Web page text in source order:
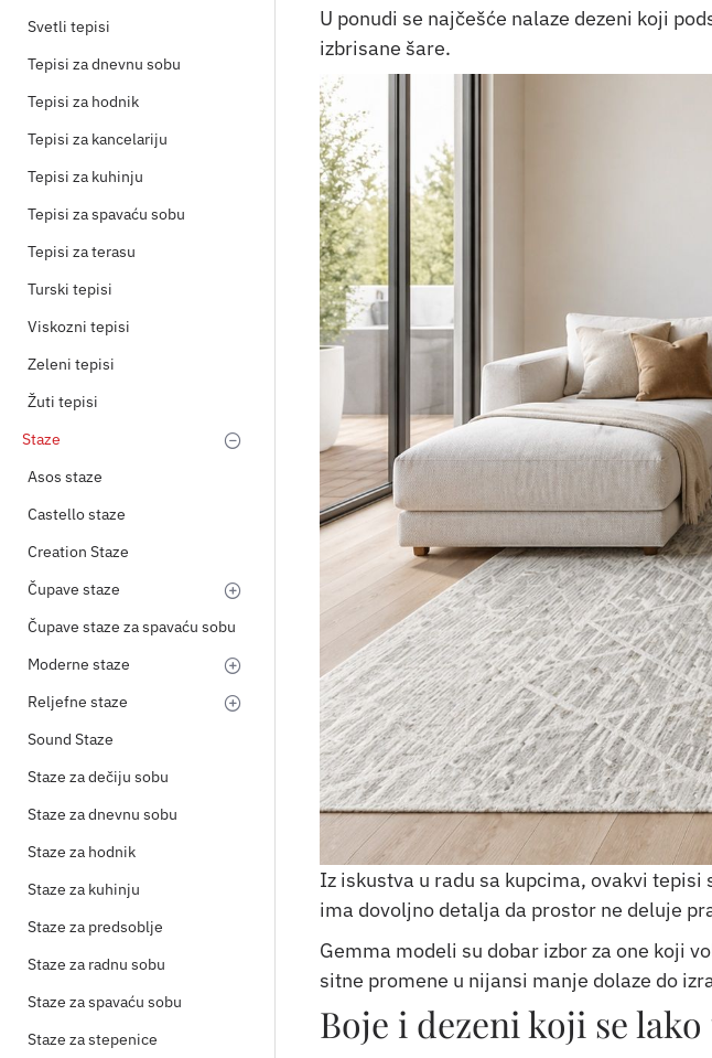
Svetli tepisi
Tepisi za dnevnu sobu
Tepisi za hodnik
Tepisi za kancelariju
Tepisi za kuhinju
Tepisi za spavaću sobu
Tepisi za terasu
Turski tepisi
Viskozni tepisi
Zeleni tepisi
Žuti tepisi
Staze
Asos staze
Castello staze
Creation Staze
Čupave staze
Čupave staze za spavaću sobu
Moderne staze
Reljefne staze
Sound Staze
Staze za dečiju sobu
Staze za dnevnu sobu
Staze za hodnik
Staze za kuhinju
Staze za predsoblje
Staze za radnu sobu
Staze za spavaću sobu
Staze za stepenice
U ponudi se najčešće nalaze dezeni koji
izbrisane šare.
Iz iskustva u radu sa kupcima, ovakvi tepisi
ima dovoljno detalja da prostor ne deluje
Gemma modeli su dobar izbor za one koji
sitne promene u nijansi manje dolaze do
Boje i dezeni koji se